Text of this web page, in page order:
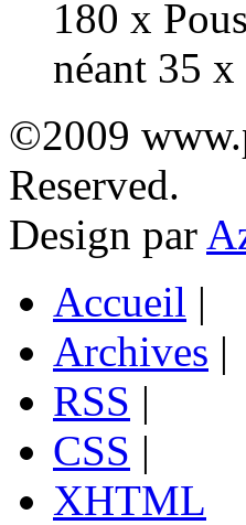
180 x
néant 35
©2009
Reserved.
Design par
Accueil |
Archives |
RSS |
CSS |
XHTML